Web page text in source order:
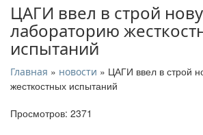
ЦАГИ ввел в строй
лабораторию
испытаний
Главная » новости » ЦАГИ ввел в строй
жесткостных испытаний
Просмотров: 2371